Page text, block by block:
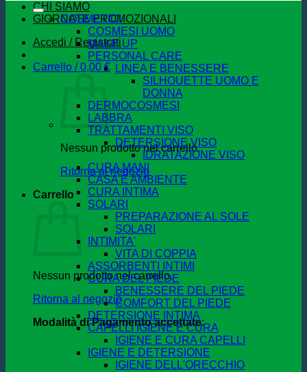
CHI SIAMO
GIORNATE PROMOZIONALI
Accedi / Registrati
Carrello /0,00 €
Nessun prodotto nel carrello.
Ritorna al negozio
Carrello
Nessun prodotto nel carrello.
Ritorna al negozio
Modalità di Pagamento accettate:
COSMETICI
COSMESI UOMO
MAKE UP
PERSONAL CARE
LINEA E BENESSERE
SILHOUETTE UOMO E
DONNA
DERMOCOSMESI
LABBRA
TRATTAMENTI VISO
DETERSIONE VISO
IDRATAZIONE VISO
CURA MANI
CASA E AMBIENTE
CURA INTIMA
SOLARI
PREPARAZIONE AL SOLE
SOLARI
INTIMITA'
VITA DI COPPIA
ASSORBENTI INTIMI
CURA DEL PIEDE
BENESSERE DEL PIEDE
COMFORT DEL PIEDE
DETERSIONE INTIMA
CAPELLI IGIENE E CURA
IGIENE E CURA CAPELLI
IGIENE E DETERSIONE
IGIENE DELL'ORECCHIO